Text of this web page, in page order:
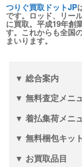
つりぐ買取ドットJP
です。ロッド、リー
に買取。平成19年創
す。これからも全国
まいります。
▼ 総合案内
▼ 無料査定メニ
▼ 着払集荷メニ
▼ 無料梱包キッ
▼ お買取品目